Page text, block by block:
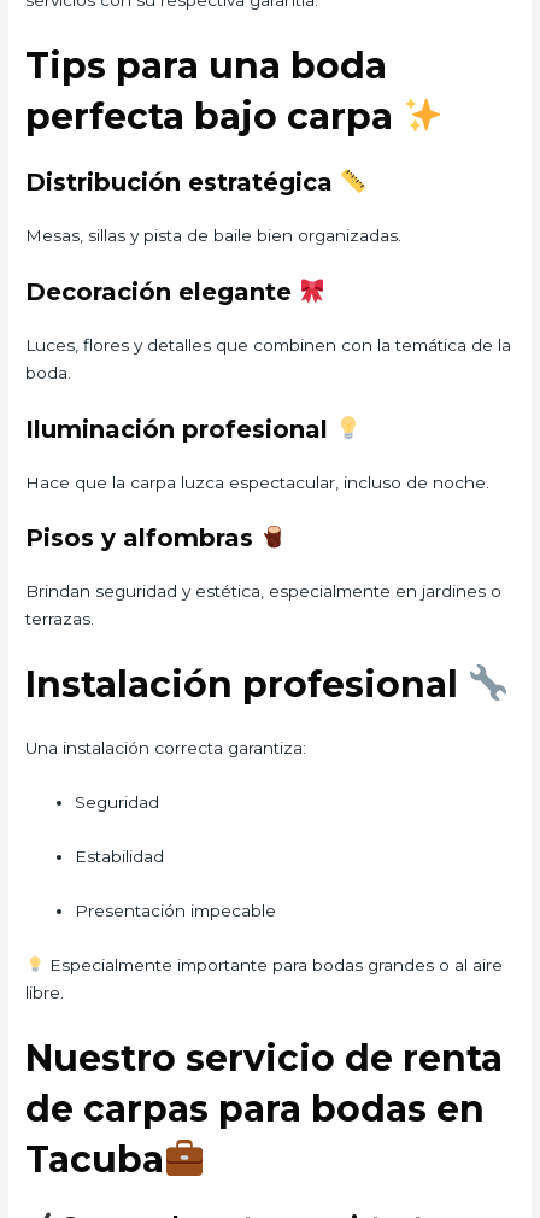
Tips para una boda
perfecta bajo carpa
Distribución estratégica
Mesas, sillas y pista de baile bien organizadas.
Decoración elegante
Luces, flores y detalles que combinen con la temática de la
boda.
Iluminación profesional
Hace que la carpa luzca espectacular, incluso de noche.
Pisos y alfombras
Brindan seguridad y estética, especialmente en jardines o
terrazas.
Instalación profesional
Una instalación correcta garantiza:
Seguridad
Estabilidad
Presentación impecable
Especialmente importante para bodas grandes o al aire
libre.
Nuestro servicio de renta
de carpas para bodas en
Tacuba